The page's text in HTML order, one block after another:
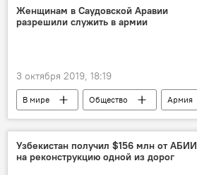
поединок
Женщинам в Саудовской Аравии
разрешили служить в армии
3 октября 2019, 18:19
В мире Общество
Армия
женщина
Саудовская Аравия
Узбекистан получил $156 млн от АБИИ
на реконструкцию одной из дорог